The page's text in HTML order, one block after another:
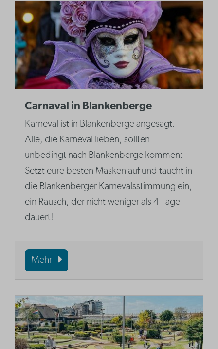
Carnaval in Blankenberge
Karneval ist in Blankenberge angesagt.
Alle, die Karneval lieben, sollten
unbedingt nach Blankenberge kommen:
Setzt eure besten Masken auf und taucht in
die Blankenberger Karnevalsstimmung ein,
ein Rausch, der nicht weniger als 4 Tage
dauert!
Mehr